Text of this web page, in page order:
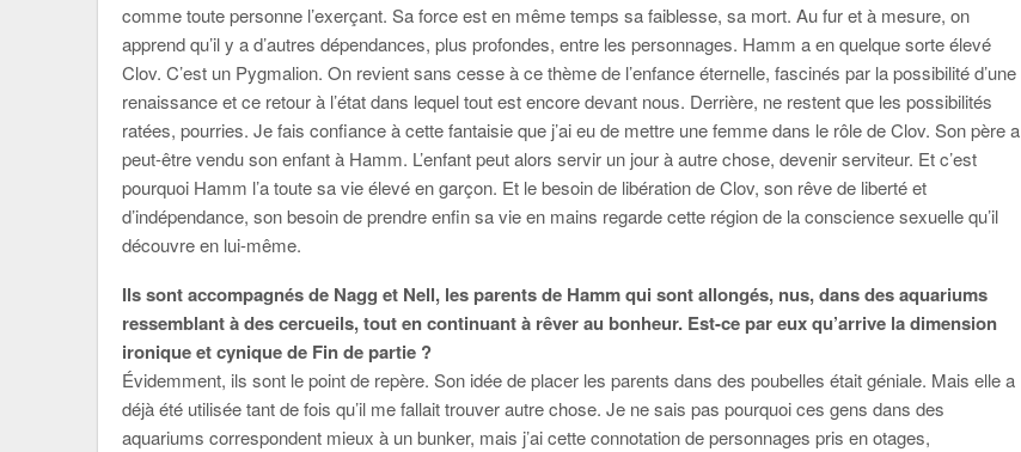
comme toute personne l’exerçant. Sa force est en même temps sa faiblesse, sa mort. Au fur et à mesure, on
apprend qu’il y a d’autres dépendances, plus profondes, entre les personnages. Hamm a en quelque sorte élevé
Clov. C’est un Pygmalion. On revient sans cesse à ce thème de l’enfance éternelle, fascinés par la possibilité d’une
renaissance et ce retour à l’état dans lequel tout est encore devant nous. Derrière, ne restent que les possibilités
ratées, pourries. Je fais confiance à cette fantaisie que j’ai eu de mettre une femme dans le rôle de Clov. Son père a
peut-être vendu son enfant à Hamm. L’enfant peut alors servir un jour à autre chose, devenir serviteur. Et c’est
pourquoi Hamm l’a toute sa vie élevé en garçon. Et le besoin de libération de Clov, son rêve de liberté et
d’indépendance, son besoin de prendre enfin sa vie en mains regarde cette région de la conscience sexuelle qu’il
découvre en lui-même.
Ils sont accompagnés de Nagg et Nell, les parents de Hamm qui sont allongés, nus, dans des aquariums
ressemblant à des cercueils, tout en continuant à rêver au bonheur. Est-ce par eux qu’arrive la dimension
ironique et cynique de Fin de partie ?
Évidemment, ils sont le point de repère. Son idée de placer les parents dans des poubelles était géniale. Mais elle a
déjà été utilisée tant de fois qu’il me fallait trouver autre chose. Je ne sais pas pourquoi ces gens dans des
aquariums correspondent mieux à un bunker, mais j’ai cette connotation de personnages pris en otages,